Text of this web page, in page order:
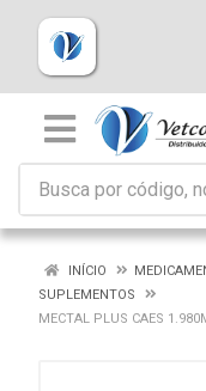
INÍCIO
SUPLEMENTOS
MECTAL PLUS CAES